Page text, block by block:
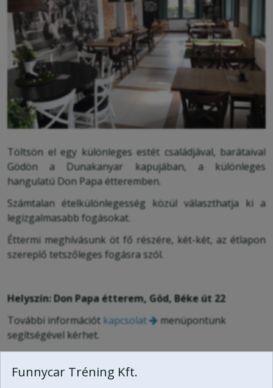
Töltsön el egy különleges estét családjával, barátaival
Gödön a Dunakanyar kapujában, a különleges
hangulatú Don Papa étteremben.
Számtalan ételkülönlegesség közül választhatja ki a
legizgalmasabb fogásokat.
Éttermi meghívásunk öt fő részére, két-két, az étlapon
szereplő tetszőleges fogásra szól.
Helyszín: Don Papa étterem, Göd, Béke út 22
További információt kapcsolat
menüpontunk
segítségével kérhet.
Ajándékutalvány vásárlás nélkül is átélheti a kalandot,
kérjen időpontot most
a program lebonyolítására.
Funnycar Tréning Kft.